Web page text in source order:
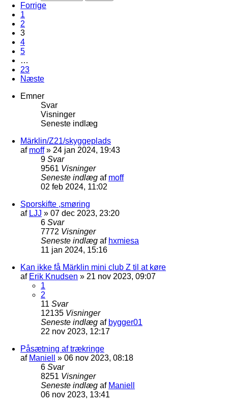
Forrige
1
2
3
4
5
…
23
Næste
Emner
Svar
Visninger
Seneste indlæg
Märklin/Z21/skyggeplads
af moff» 24 jan 2024, 19:43
9 Svar
9561 Visninger
Seneste indlæg af moff
02 feb 2024, 11:02
Sporskifte ,smøring
af LJJ » 07 dec 2023, 23:20
6 Svar
7772 Visninger
Seneste indlæg af hxmiesa
11 jan 2024, 15:16
Kan ikke få Märklin mini club Z til at køre
af Erik Knudsen » 21 nov 2023, 09:07
1
2
11 Svar
12135 Visninger
Seneste indlæg af bygger01
22 nov 2023, 12:17
Påsætning af trækringe
af Maniell » 06 nov 2023, 08:18
6 Svar
8251 Visninger
Seneste indlæg af Maniell
06 nov 2023, 13:41